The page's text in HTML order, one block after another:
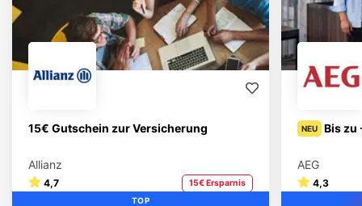
15€ Gutschein zur Versicherung
Allianz
4,7 15€ Ersparnis
TOP
NEU Bis zu
AEG
4,3